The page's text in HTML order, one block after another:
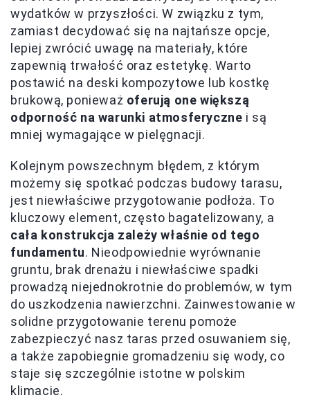
wydatków w przyszłości. W związku z tym,
zamiast decydować się na najtańsze opcje,
lepiej zwrócić uwagę na materiały, które
zapewnią trwałość oraz estetykę. Warto
postawić na deski kompozytowe lub kostkę
brukową, ponieważ oferują one większą
odporność na warunki atmosferyczne i są
mniej wymagające w pielęgnacji.
Kolejnym powszechnym błędem, z którym
możemy się spotkać podczas budowy tarasu,
jest niewłaściwe przygotowanie podłoża. To
kluczowy element, często bagatelizowany, a
cała konstrukcja zależy właśnie od tego
fundamentu. Nieodpowiednie wyrównanie
gruntu, brak drenażu i niewłaściwe spadki
prowadzą niejednokrotnie do problemów, w tym
do uszkodzenia nawierzchni. Zainwestowanie w
solidne przygotowanie terenu pomoże
zabezpieczyć nasz taras przed osuwaniem się,
a także zapobiegnie gromadzeniu się wody, co
staje się szczególnie istotne w polskim
klimacie.